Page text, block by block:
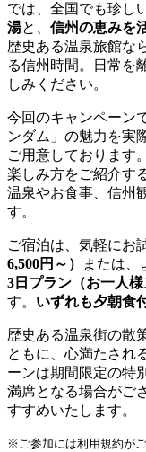
では、全国でも珍し
湯と、 信州の恵みを
歴史ある温泉旅館な
る信州時間。日常を
しみください。
今回のキャンペーン
ンダム」の魅力を実
ご用意しております
楽しみ方をご紹介す
温泉やお食事、信州
す。
ご宿泊は、気軽にお
6,500円～）
または、
3日プラン（お一人様
す。 いずれも夕朝食
歴史ある温泉街の散
ともに、心満たされ
ーンは期間限定の特
満席となる場合がご
すすめいたします。
※ご参加には利用規約が